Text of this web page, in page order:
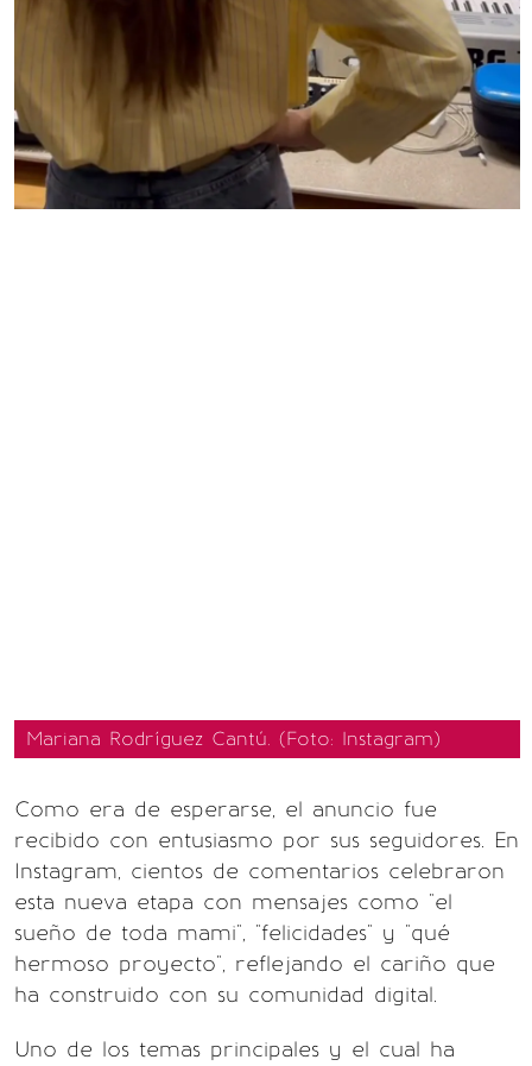
Mariana Rodríguez Cantú. (Foto: Instagram)
Como era de esperarse, el anuncio fue
recibido con entusiasmo por sus seguidores. En
Instagram, cientos de comentarios celebraron
esta nueva etapa con mensajes como "el
sueño de toda mami", "felicidades" y "qué
hermoso proyecto", reflejando el cariño que
ha construido con su comunidad digital.
Uno de los temas principales y el cual ha